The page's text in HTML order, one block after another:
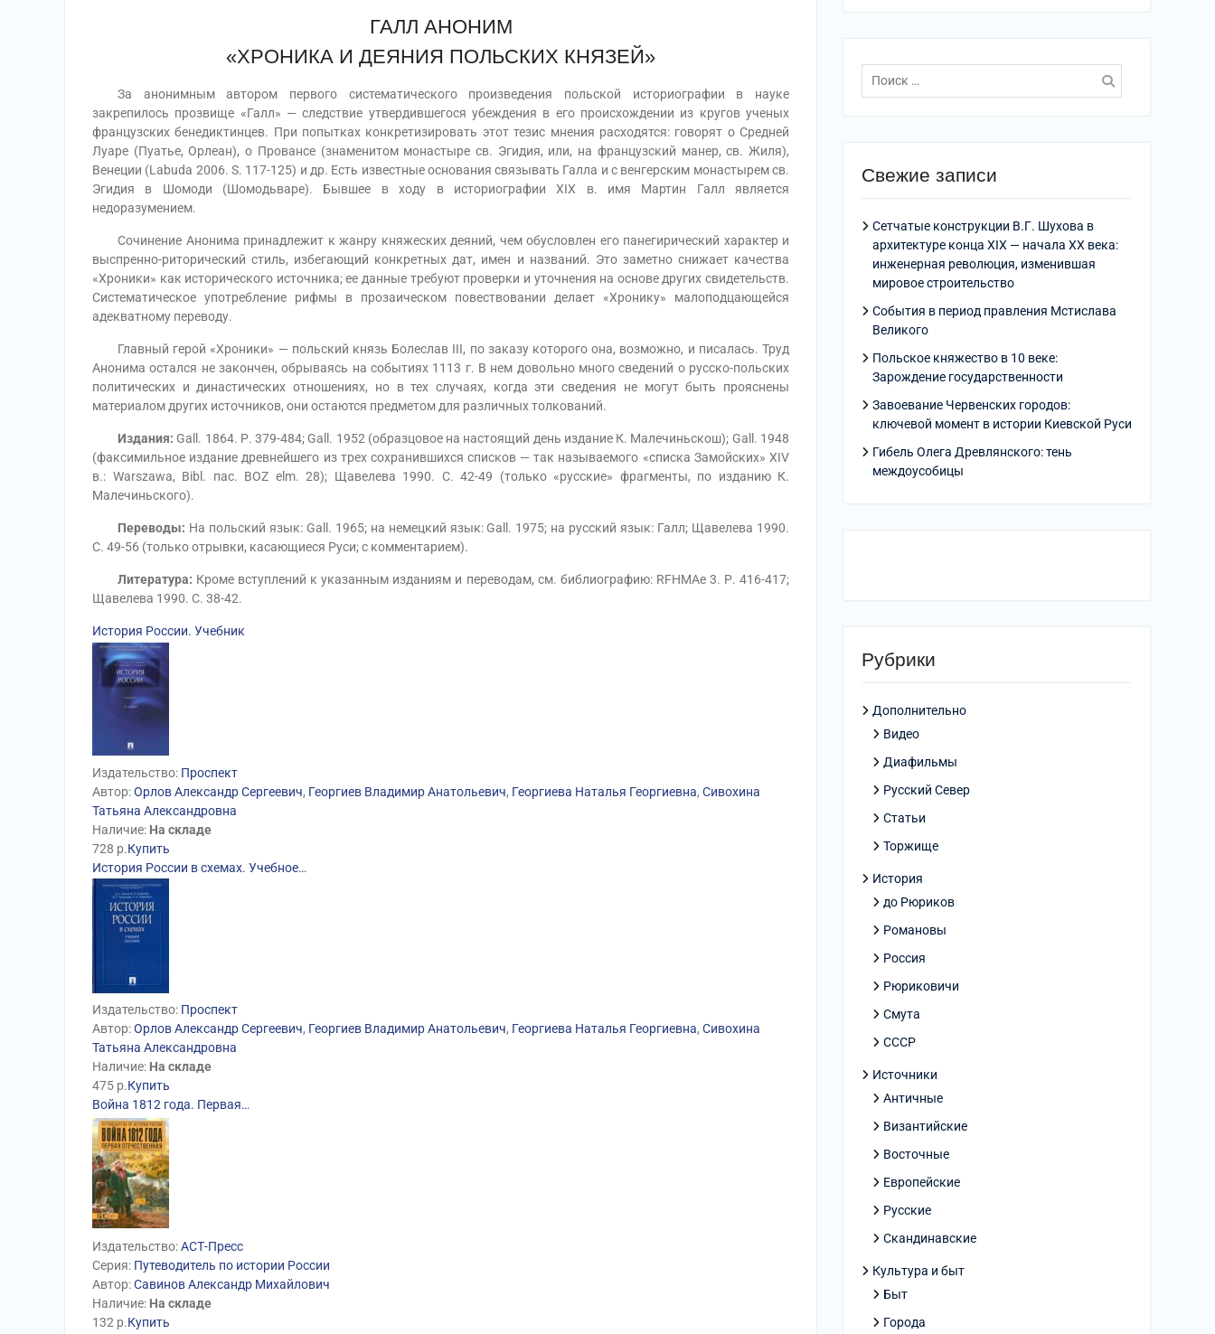
ГАЛЛ АНОНИМ
«ХРОНИКА И ДЕЯНИЯ ПОЛЬСКИХ КНЯЗЕЙ»
За анонимным автором первого систематического произведения польской историографии в науке
закрепилось прозвище «Галл» — следствие утвердившегося убеждения в его происхождении из кругов ученых
французских бенедиктинцев. При попытках конкретизировать этот тезис мнения расходятся: говорят о Средней
Луаре (Пуатье, Орлеан), о Провансе (знаменитом монастыре св. Эгидия, или, на французский манер, св. Жиля),
Венеции (Labuda 2006. S. 117-125) и др. Есть известные основания связывать Галла и с венгерским монастырем св.
Эгидия в Шомоди (Шомодьваре). Бывшее в ходу в историографии XIX в. имя Мартин Галл является
недоразумением.
Сочинение Анонима принадлежит к жанру княжеских деяний, чем обусловлен его панегирический характер и
выспренно-риторический стиль, избегающий конкретных дат, имен и названий. Это заметно снижает качества
«Хроники» как исторического источника; ее данные требуют проверки и уточнения на основе других свидетельств.
Систематическое употребление рифмы в прозаическом повествовании делает «Хронику» малоподцающейся
адекватному переводу.
Главный герой «Хроники» — польский князь Болеслав III, по заказу которого она, возможно, и писалась. Труд
Анонима остался не закончен, обрываясь на событиях 1113 г. В нем довольно много сведений о русско-польских
политических и династических отношениях, но в тех случаях, когда эти сведения не могут быть прояснены
материалом других источников, они остаются предметом для различных толкований.
Издания: Gall. 1864. Р. 379-484; Gall. 1952 (образцовое на настоящий день издание К. Малечиньскош); Gall. 1948
(факсимильное издание древнейшего из трех сохранившихся списков — так называемого «списка Замойских» XIV
в.: Warszawa, Bibl. пас. BOZ elm. 28); Щавелева 1990. С. 42-49 (только «русские» фрагменты, по изданию К.
Малечиньского).
Переводы: На польский язык: Gall. 1965; на немецкий язык: Gall. 1975; на русский язык: Галл; Щавелева 1990.
С. 49-56 (только отрывки, касающиеся Руси; с комментарием).
Литература: Кроме вступлений к указанным изданиям и переводам, см. библиографию: RFHMAe 3. Р. 416-417;
Щавелева 1990. С. 38-42.
История России. Учебник
Издательство: Проспект
Автор:Орлов Александр Сергеевич, Георгиев Владимир Анатольевич, Георгиева Наталья Георгиевна, Сивохина
Татьяна Александровна
Наличие: На складе
728 р.Купить
История России в схемах. Учебное…
Издательство: Проспект
Автор:Орлов Александр Сергеевич, Георгиев Владимир Анатольевич, Георгиева Наталья Георгиевна, Сивохина
Татьяна Александровна
Наличие: На складе
475 р.Купить
Война 1812 года. Первая…
Издательство:АСТ-Пресс
Серия: Путеводитель по истории России
Автор:Савинов Александр Михайлович
Наличие: На складе
132 р.Купить
Поиск
по:
Свежие записи
Сетчатые конструкции В.Г. Шухова в
архитектуре конца XIX — начала XX века:
инженерная революция, изменившая
мировое строительство
События в период правления Мстислава
Великого
Польское княжество в 10 веке:
Зарождение государственности
Завоевание Червенских городов:
ключевой момент в истории Киевской Руси
Гибель Олега Древлянского: тень
междоусобицы
Рубрики
Дополнительно
Видео
Диафильмы
Русский Север
Статьи
Торжище
История
до Рюриков
Романовы
Россия
Рюриковичи
Смута
СССР
Источники
Античные
Византийские
Восточные
Европейские
Русские
Скандинавские
Культура и быт
Быт
Города